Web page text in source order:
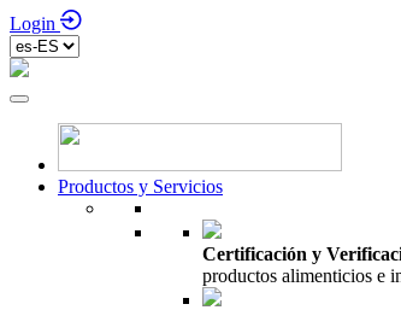
Login
Productos y Servicios
Certificación y
productos alimenticios e